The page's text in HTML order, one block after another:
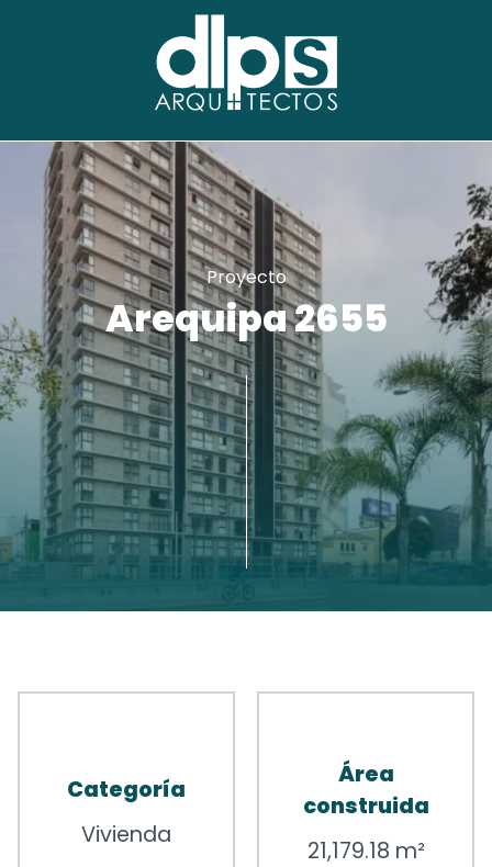
Proyecto
Arequipa 2655
Categoría
Vivienda
Área
construida
21,179.18 m²